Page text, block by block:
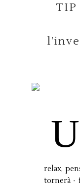
U
relax,
tornerà -